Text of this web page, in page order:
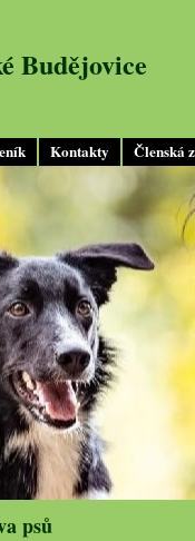
Kontakty Členská
Budějovice
psů